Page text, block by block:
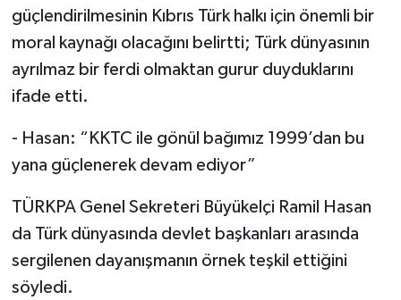
güçlendirilmesinin Kıbrıs Türk halkı için önemli bir
moral kaynağı olacağını belirtti; Türk dünyasının
ayrılmaz bir ferdi olmaktan gurur duyduklarını
ifade etti.
- Hasan: “KKTC ile gönül bağımız 1999’dan bu
yana güçlenerek devam ediyor”
TÜRKPA Genel Sekreteri Büyükelçi Ramil Hasan
da Türk dünyasında devlet başkanları arasında
sergilenen dayanışmanın örnek teşkil ettiğini
söyledi.